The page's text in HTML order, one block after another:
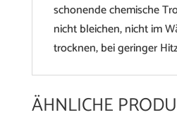
schonende chemische
nicht bleichen, nicht im
trocknen, bei geringer
ÄHNLICHE